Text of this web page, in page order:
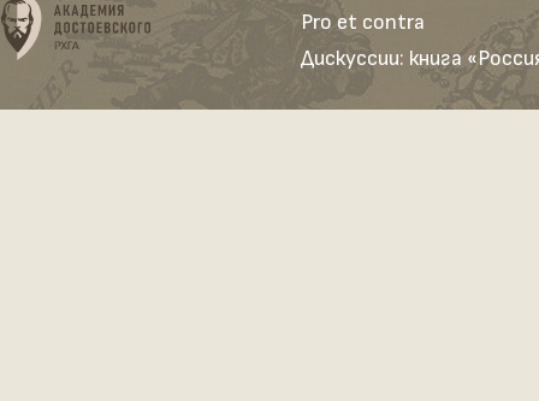
Pro et contra
Дискуссии: книга